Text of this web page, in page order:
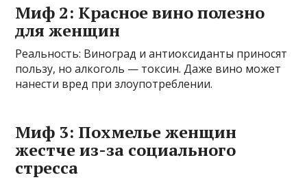
Миф 2: Красное вино полезно
для женщин
Реальность: Виноград и антиоксиданты приносят
пользу, но алкоголь — токсин. Даже вино может
нанести вред при злоупотреблении.
Миф 3: Похмелье женщин
жестче из-за социального
стресса